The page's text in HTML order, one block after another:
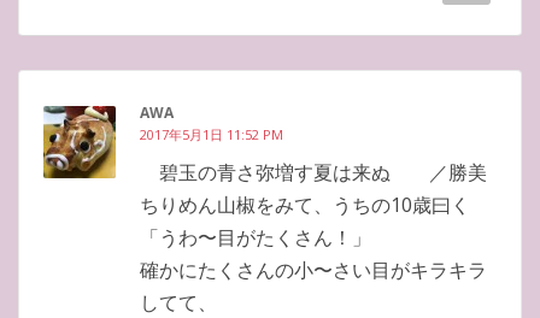
AWA
2017年5月1日 11:52 PM
碧玉の青さ弥増す夏は来ぬ ／勝美
ちりめん山椒をみて、うちの10歳曰く
「うわ〜目がたくさん！」
確かにたくさんの小〜さい目がキラキラ
してて、